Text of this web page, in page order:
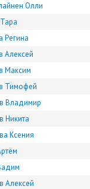
Олли
Регина
Алексей
Максим
Тимофей
Владимир
Никита
Ксения
Алексей